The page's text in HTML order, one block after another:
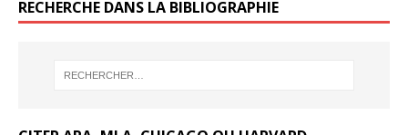
RECHERCHE DANS LA BIBLIOGRAPHIE